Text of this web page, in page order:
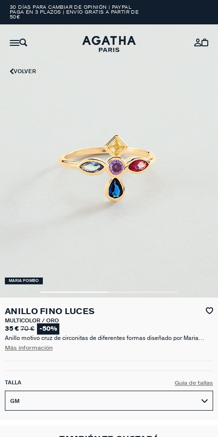
30 DÍAS PARA CAMBIAR DE OPINIÓN | PAYPAL
PAGA EN 3 PLAZOS | ENVÍO GRATIS A PARTIR DE
50€
VOLVER
MARIA POMBO
ANILLO FINO LUCES
MULTICOLOR / ORO
35 € 70 €
-50%
Anillo motivo cruz de circonitas de diferentes formas diseñado por Maria
Pombo X Agatha.
Más información
TALLA Guía de tallas
GM